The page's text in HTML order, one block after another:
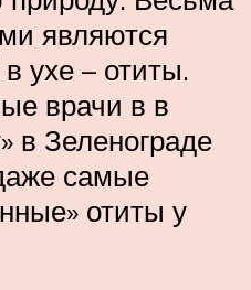
являются
ухе – отиты.
врачи в в
в Зеленограде
самые
отиты у